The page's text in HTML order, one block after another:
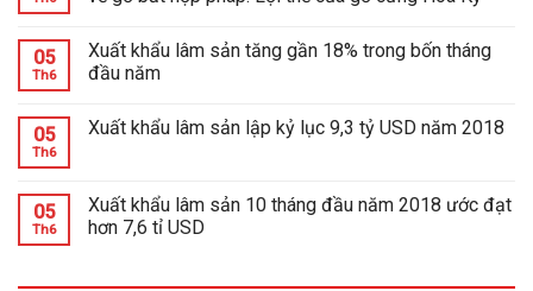
05
Th6
Xuất khẩu lâm sản tăng gần 18% trong bốn tháng
đầu năm
05
Th6
Xuất khẩu lâm sản lập kỷ lục 9,3 tỷ USD năm 2018
05
Th6
Xuất khẩu lâm sản 10 tháng đầu năm 2018 ước đạt
hơn 7,6 tỉ USD